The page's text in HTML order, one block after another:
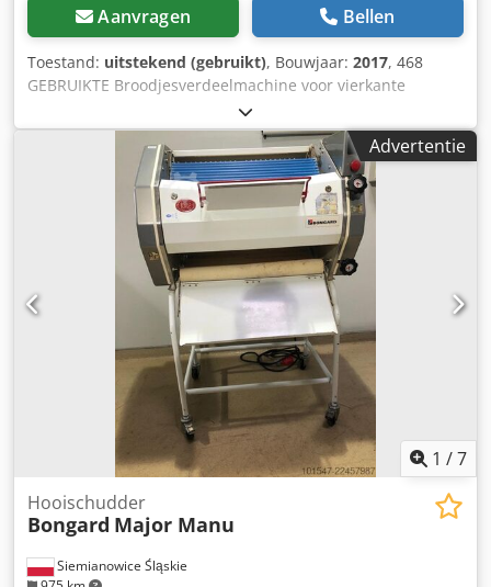
Aanvragen Bellen
Toestand: uitstekend (gebruikt), Bouwjaar: 2017, 468
GEBRUIKTE Broodjesverdeelmachine voor vierkante
broodjes, Bongard, model Diwimach AGDP.
BUITENAFMETINGEN (in cm): Chodozqg Rbspfx Aarea -
breedte: 75 - lengte: 90 - hoogte: 115 (bij opengeklapt 188)
TECHNISCHE GEGEVENS: - bouwjaar: 2017 - vermogen: 1,8
kW - voeding: 400V 50Hz - gewicht: 380 kg - eenmalige
deegtoevoer: 4-20 kg - standaardverdeling: 20 stukken -
capaciteit: ca. 900–1250 stukken/uur De vermelde prijs is
een netto-prijs. Beschikbare opties tegen meerprijs:
transport van de machine WIJ SPREKEN ENGELS, DUITS,
FRANSS, RUSSIES EN OEKRAÏENS.
Advertentie
1 /7
Siemianowice Śląskie
Hooischudder
Bongard Major Manu